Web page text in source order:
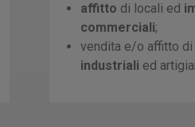
affitto di locali ed
commerciali;
vendita e/o affitto di
industriali ed